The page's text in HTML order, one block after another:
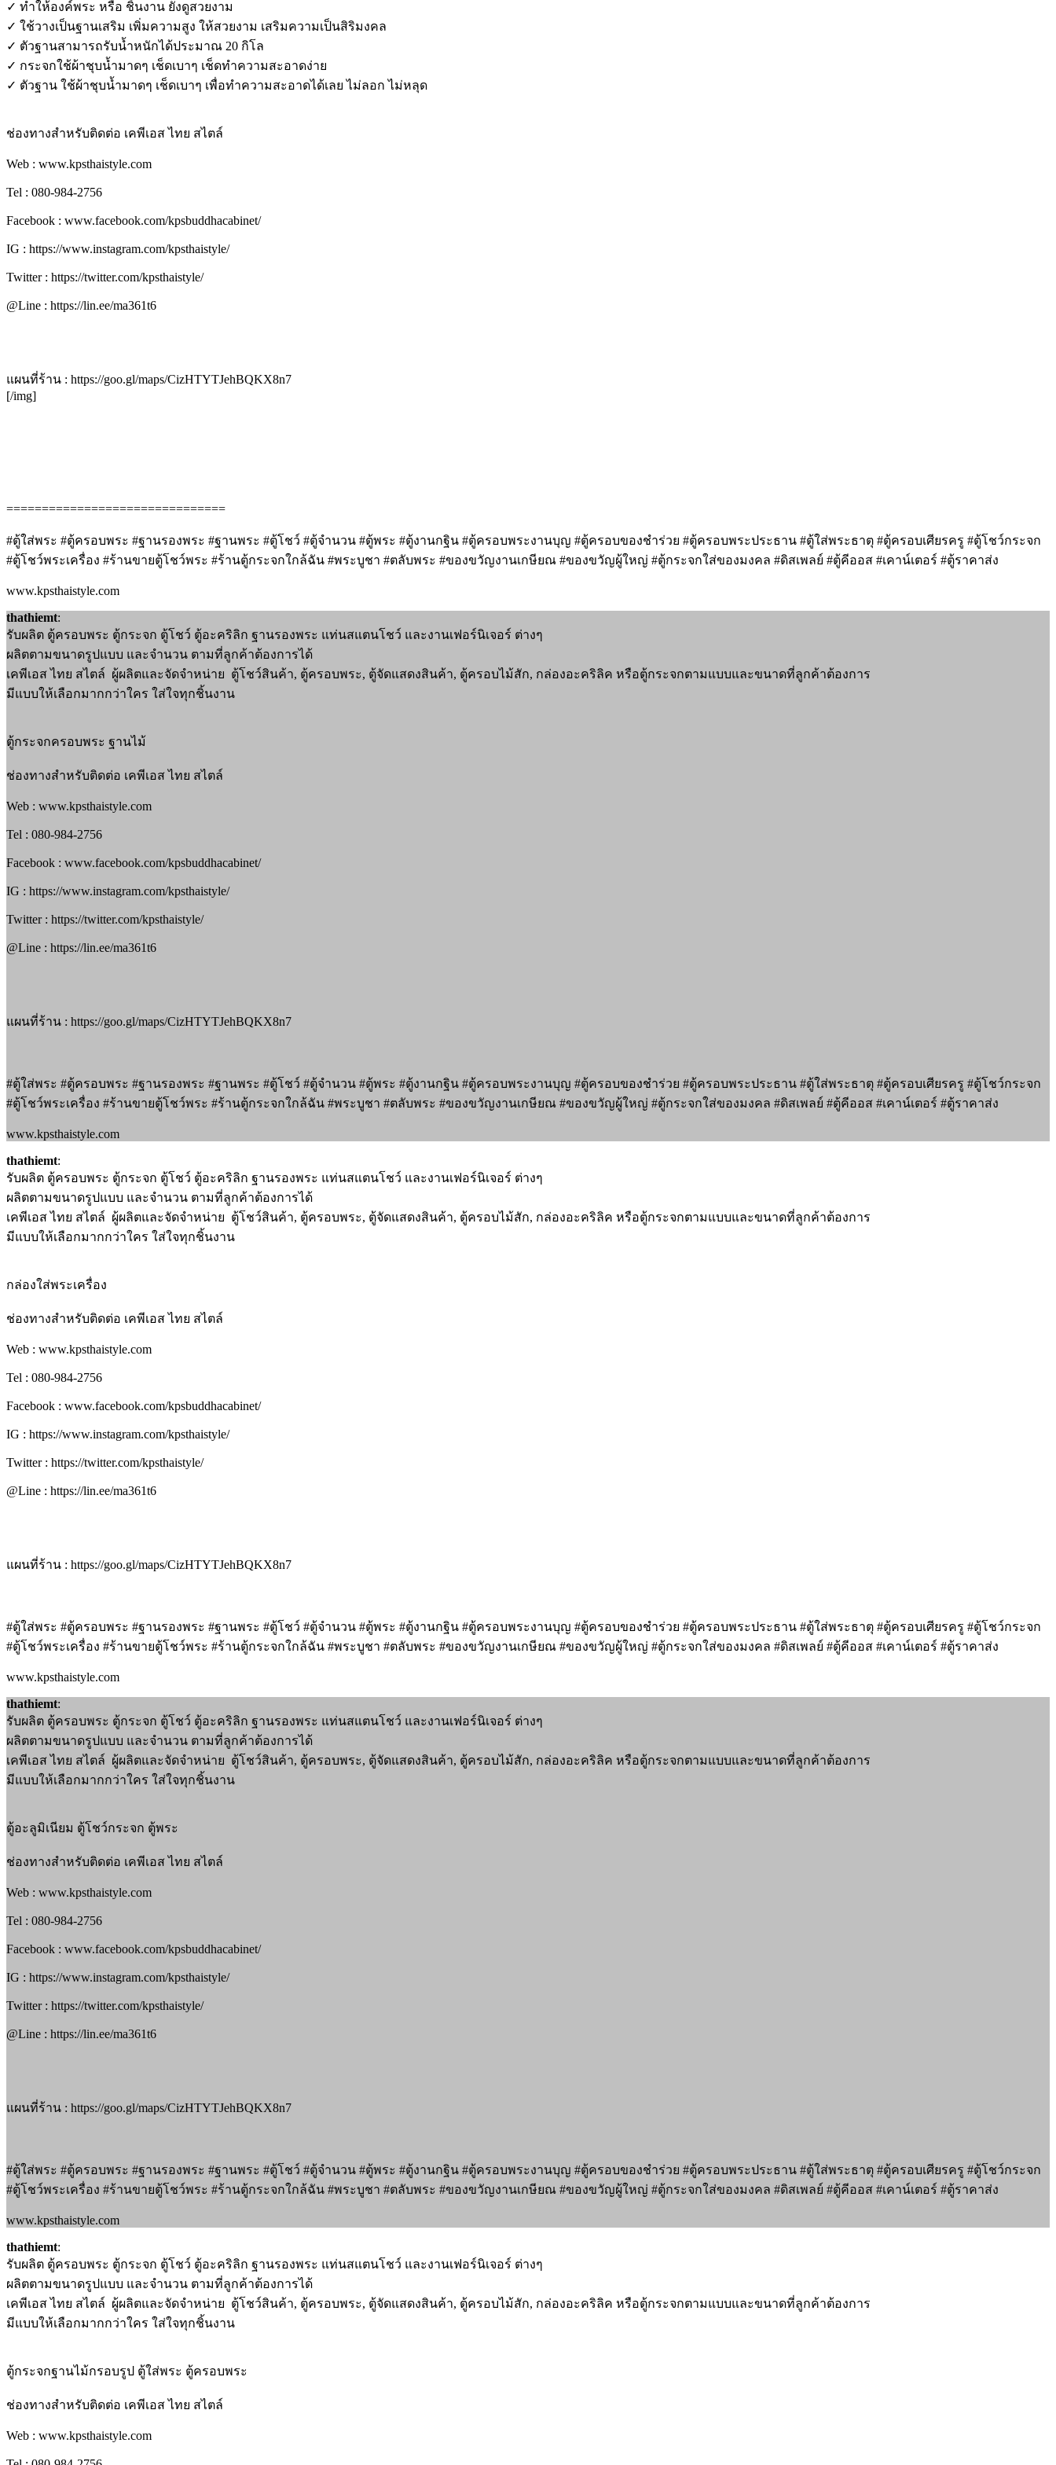
✓ ทำให้องค์พระ หรือ ชิ้นงาน ยังดูสวยงาม
✓ ใช้วางเป็นฐานเสริม เพิ่มความสูง ให้สวยงาม เสริมความเป็นสิริมงคล
✓ ตัวฐานสามารถรับน้ำหนักได้ประมาณ 20 กิโล
✓ กระจกใช้ผ้าชุบน้ำมาดๆ เช็ดเบาๆ เช็ดทำความสะอาดง่าย
✓ ตัวฐาน ใช้ผ้าชุบน้ำมาดๆ เช็ดเบาๆ เพื่อทำความสะอาดได้เลย ไม่ลอก ไม่หลุด
ช่องทางสำหรับติดต่อ เคพีเอส ไทย สไตล์
Web : www.kpsthaistyle.com
Tel : 080-984-2756
Facebook : www.facebook.com/kpsbuddhacabinet/
IG : https://www.instagram.com/kpsthaistyle/
Twitter : https://twitter.com/kpsthaistyle/
@Line : https://lin.ee/ma361t6
แผนที่ร้าน : https://goo.gl/maps/CizHTYTJehBQKX8n7
[/img]
===============================
#ตู้ใส่พระ #ตู้ครอบพระ #ฐานรองพระ #ฐานพระ #ตู้โชว์ #ตู้จำนวน #ตู้พระ #ตู้งานกฐิน #ตู้ครอบพระงานบุญ #ตู้ครอบของชำร่วย #ตู้ครอบพระประธาน #ตู้ใส่พระธาตุ #ตู้ครอบเศียรครู #ตู้โชว์กระจก
#ตู้โชว์พระเครื่อง #ร้านขายตู้โชว์พระ #ร้านตู้กระจกใกล้ฉัน #พระบูชา #ตลับพระ #ของขวัญงานเกษียณ #ของขวัญผู้ใหญ่ #ตู้กระจกใส่ของมงคล #ดิสเพลย์ #ตู้คีออส #เคาน์เตอร์ #ตู้ราคาส่ง
www.kpsthaistyle.com
thathiemt:
รับผลิต ตู้ครอบพระ ตู้กระจก ตู้โชว์ ตู้อะคริลิก ฐานรองพระ แท่นสแตนโชว์ และงานเฟอร์นิเจอร์ ต่างๆ
ผลิตตามขนาดรูปแบบ และจำนวน ตามที่ลูกค้าต้องการได้
เคพีเอส ไทย สไตล์ ผู้ผลิตและจัดจำหน่าย ตู้โชว์สินค้า, ตู้ครอบพระ, ตู้จัดแสดงสินค้า, ตู้ครอบไม้สัก, กล่องอะคริลิค หรือตู้กระจกตามแบบและขนาดที่ลูกค้าต้องการ
มีแบบให้เลือกมากกว่าใคร ใส่ใจทุกชิ้นงาน
ตู้กระจกครอบพระ ฐานไม้
ช่องทางสำหรับติดต่อ เคพีเอส ไทย สไตล์
Web : www.kpsthaistyle.com
Tel : 080-984-2756
Facebook : www.facebook.com/kpsbuddhacabinet/
IG : https://www.instagram.com/kpsthaistyle/
Twitter : https://twitter.com/kpsthaistyle/
@Line : https://lin.ee/ma361t6
แผนที่ร้าน : https://goo.gl/maps/CizHTYTJehBQKX8n7
#ตู้ใส่พระ #ตู้ครอบพระ #ฐานรองพระ #ฐานพระ #ตู้โชว์ #ตู้จำนวน #ตู้พระ #ตู้งานกฐิน #ตู้ครอบพระงานบุญ #ตู้ครอบของชำร่วย #ตู้ครอบพระประธาน #ตู้ใส่พระธาตุ #ตู้ครอบเศียรครู #ตู้โชว์กระจก
#ตู้โชว์พระเครื่อง #ร้านขายตู้โชว์พระ #ร้านตู้กระจกใกล้ฉัน #พระบูชา #ตลับพระ #ของขวัญงานเกษียณ #ของขวัญผู้ใหญ่ #ตู้กระจกใส่ของมงคล #ดิสเพลย์ #ตู้คีออส #เคาน์เตอร์ #ตู้ราคาส่ง
www.kpsthaistyle.com
thathiemt:
รับผลิต ตู้ครอบพระ ตู้กระจก ตู้โชว์ ตู้อะคริลิก ฐานรองพระ แท่นสแตนโชว์ และงานเฟอร์นิเจอร์ ต่างๆ
ผลิตตามขนาดรูปแบบ และจำนวน ตามที่ลูกค้าต้องการได้
เคพีเอส ไทย สไตล์ ผู้ผลิตและจัดจำหน่าย ตู้โชว์สินค้า, ตู้ครอบพระ, ตู้จัดแสดงสินค้า, ตู้ครอบไม้สัก, กล่องอะคริลิค หรือตู้กระจกตามแบบและขนาดที่ลูกค้าต้องการ
มีแบบให้เลือกมากกว่าใคร ใส่ใจทุกชิ้นงาน
กล่องใส่พระเครื่อง
ช่องทางสำหรับติดต่อ เคพีเอส ไทย สไตล์
Web : www.kpsthaistyle.com
Tel : 080-984-2756
Facebook : www.facebook.com/kpsbuddhacabinet/
IG : https://www.instagram.com/kpsthaistyle/
Twitter : https://twitter.com/kpsthaistyle/
@Line : https://lin.ee/ma361t6
แผนที่ร้าน : https://goo.gl/maps/CizHTYTJehBQKX8n7
#ตู้ใส่พระ #ตู้ครอบพระ #ฐานรองพระ #ฐานพระ #ตู้โชว์ #ตู้จำนวน #ตู้พระ #ตู้งานกฐิน #ตู้ครอบพระงานบุญ #ตู้ครอบของชำร่วย #ตู้ครอบพระประธาน #ตู้ใส่พระธาตุ #ตู้ครอบเศียรครู #ตู้โชว์กระจก
#ตู้โชว์พระเครื่อง #ร้านขายตู้โชว์พระ #ร้านตู้กระจกใกล้ฉัน #พระบูชา #ตลับพระ #ของขวัญงานเกษียณ #ของขวัญผู้ใหญ่ #ตู้กระจกใส่ของมงคล #ดิสเพลย์ #ตู้คีออส #เคาน์เตอร์ #ตู้ราคาส่ง
www.kpsthaistyle.com
thathiemt:
รับผลิต ตู้ครอบพระ ตู้กระจก ตู้โชว์ ตู้อะคริลิก ฐานรองพระ แท่นสแตนโชว์ และงานเฟอร์นิเจอร์ ต่างๆ
ผลิตตามขนาดรูปแบบ และจำนวน ตามที่ลูกค้าต้องการได้
เคพีเอส ไทย สไตล์ ผู้ผลิตและจัดจำหน่าย ตู้โชว์สินค้า, ตู้ครอบพระ, ตู้จัดแสดงสินค้า, ตู้ครอบไม้สัก, กล่องอะคริลิค หรือตู้กระจกตามแบบและขนาดที่ลูกค้าต้องการ
มีแบบให้เลือกมากกว่าใคร ใส่ใจทุกชิ้นงาน
ตู้อะลูมิเนียม ตู้โชว์กระจก ตู้พระ
ช่องทางสำหรับติดต่อ เคพีเอส ไทย สไตล์
Web : www.kpsthaistyle.com
Tel : 080-984-2756
Facebook : www.facebook.com/kpsbuddhacabinet/
IG : https://www.instagram.com/kpsthaistyle/
Twitter : https://twitter.com/kpsthaistyle/
@Line : https://lin.ee/ma361t6
แผนที่ร้าน : https://goo.gl/maps/CizHTYTJehBQKX8n7
#ตู้ใส่พระ #ตู้ครอบพระ #ฐานรองพระ #ฐานพระ #ตู้โชว์ #ตู้จำนวน #ตู้พระ #ตู้งานกฐิน #ตู้ครอบพระงานบุญ #ตู้ครอบของชำร่วย #ตู้ครอบพระประธาน #ตู้ใส่พระธาตุ #ตู้ครอบเศียรครู #ตู้โชว์กระจก
#ตู้โชว์พระเครื่อง #ร้านขายตู้โชว์พระ #ร้านตู้กระจกใกล้ฉัน #พระบูชา #ตลับพระ #ของขวัญงานเกษียณ #ของขวัญผู้ใหญ่ #ตู้กระจกใส่ของมงคล #ดิสเพลย์ #ตู้คีออส #เคาน์เตอร์ #ตู้ราคาส่ง
www.kpsthaistyle.com
thathiemt:
รับผลิต ตู้ครอบพระ ตู้กระจก ตู้โชว์ ตู้อะคริลิก ฐานรองพระ แท่นสแตนโชว์ และงานเฟอร์นิเจอร์ ต่างๆ
ผลิตตามขนาดรูปแบบ และจำนวน ตามที่ลูกค้าต้องการได้
เคพีเอส ไทย สไตล์ ผู้ผลิตและจัดจำหน่าย ตู้โชว์สินค้า, ตู้ครอบพระ, ตู้จัดแสดงสินค้า, ตู้ครอบไม้สัก, กล่องอะคริลิค หรือตู้กระจกตามแบบและขนาดที่ลูกค้าต้องการ
มีแบบให้เลือกมากกว่าใคร ใส่ใจทุกชิ้นงาน
ตู้กระจกฐานไม้กรอบรูป ตู้ใส่พระ ตู้ครอบพระ
ช่องทางสำหรับติดต่อ เคพีเอส ไทย สไตล์
Web : www.kpsthaistyle.com